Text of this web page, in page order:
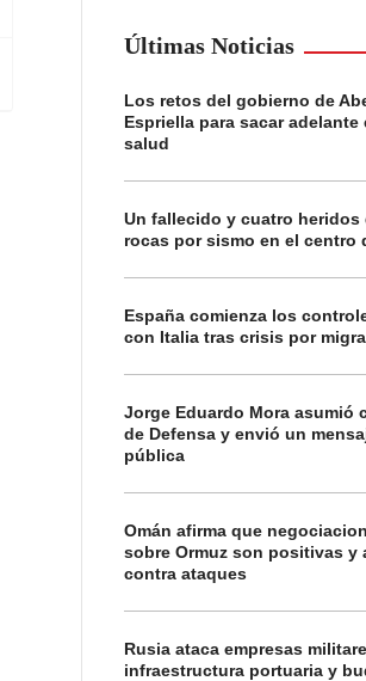
Últimas Noticias
Los retos del gobierno de
Espriella para sacar adelante
salud
Un fallecido y cuatro heridos
rocas por sismo en el centro
España comienza los
con Italia tras crisis por
Jorge Eduardo Mora asumió
de Defensa y envió un
pública
Omán afirma que
sobre Ormuz son positivas y
contra ataques
Rusia ataca empresas
infraestructura portuaria y